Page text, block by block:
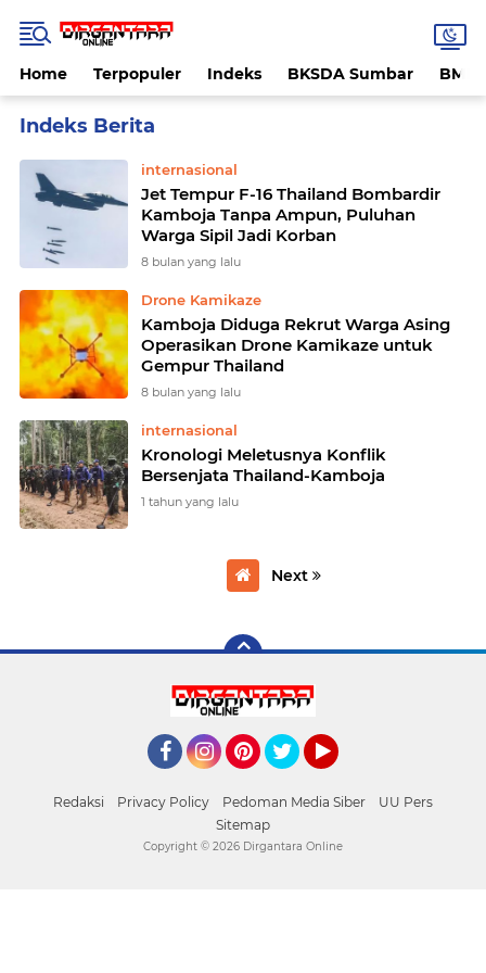
Home Terpopuler Indeks BKSDA Sumbar
internasional
Jet Tempur F-16 Thailand Bombardir
Kamboja Tanpa Ampun, Puluhan
Warga Sipil Jadi Korban
8 bulan yang lalu
Drone Kamikaze
Kamboja Diduga Rekrut Warga Asing
Operasikan Drone Kamikaze untuk
Gempur Thailand
8 bulan yang lalu
internasional
Kronologi Meletusnya Konflik
Bersenjata Thailand-Kamboja
1 tahun yang lalu
Next
Redaksi Privacy Policy Pedoman Media Siber
UU Pers
Sitemap
Copyright © 2026 Dirgantara Online